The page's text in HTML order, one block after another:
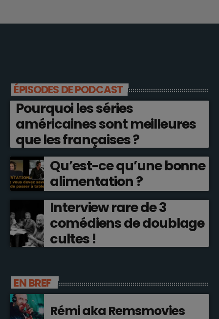
ÉPISODES DE PODCAST
Pourquoi les séries
américaines sont meilleures
que les françaises ?
Qu’est-ce qu’une bonne
alimentation ?
Interview rare de 3
comédiens de doublage
cultes !
EN BREF
Rémi aka Remsmovies